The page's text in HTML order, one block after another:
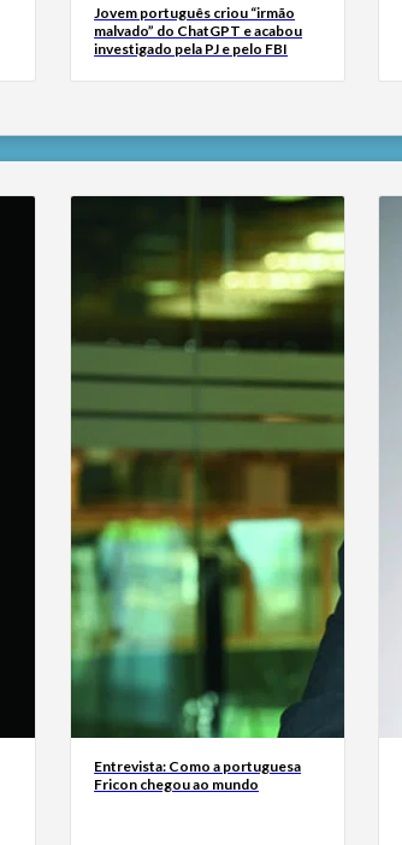
Jovem português criou “irmão
malvado” do ChatGPT e acabou
investigado pela PJ e pelo FBI
Entrevista: Como a portuguesa
Fricon chegou ao mundo